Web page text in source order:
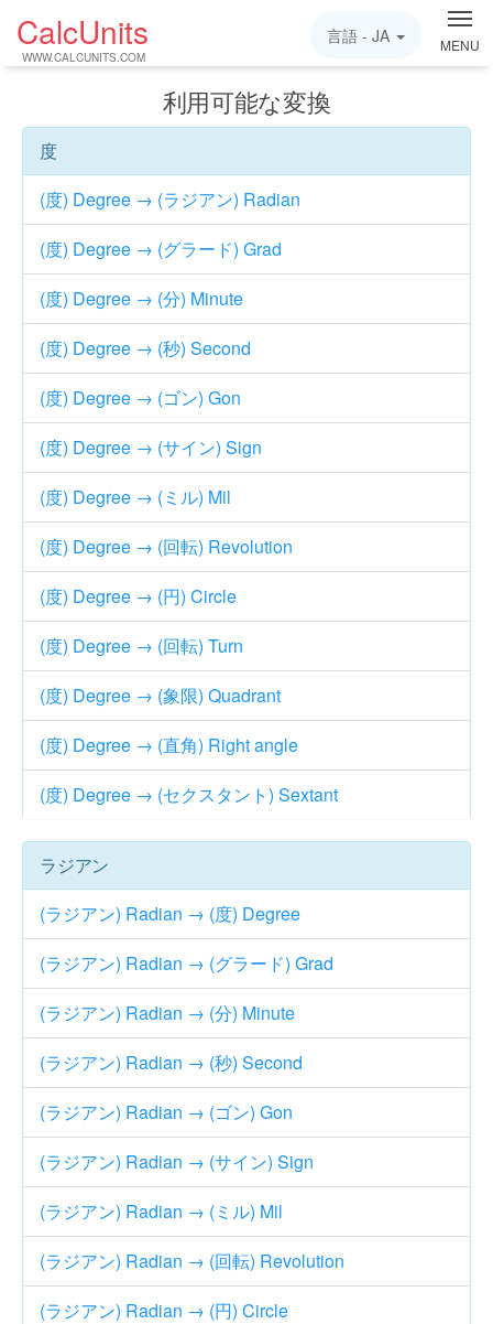
CalcUnits
WWW.CALCUNITS.COM
MENU
言語 - JA
利用可能な変換
度
(度) Degree → (ラジアン) Radian
(度) Degree → (グラード) Grad
(度) Degree → (分) Minute
(度) Degree → (秒) Second
(度) Degree → (ゴン) Gon
(度) Degree → (サイン) Sign
(度) Degree → (ミル) Mil
(度) Degree → (回転) Revolution
(度) Degree → (円) Circle
(度) Degree → (回転) Turn
(度) Degree → (象限) Quadrant
(度) Degree → (直角) Right angle
(度) Degree → (セクスタント) Sextant
ラジアン
(ラジアン) Radian → (度) Degree
(ラジアン) Radian → (グラード) Grad
(ラジアン) Radian → (分) Minute
(ラジアン) Radian → (秒) Second
(ラジアン) Radian → (ゴン) Gon
(ラジアン) Radian → (サイン) Sign
(ラジアン) Radian → (ミル) Mil
(ラジアン) Radian → (回転) Revolution
(ラジアン) Radian → (円) Circle